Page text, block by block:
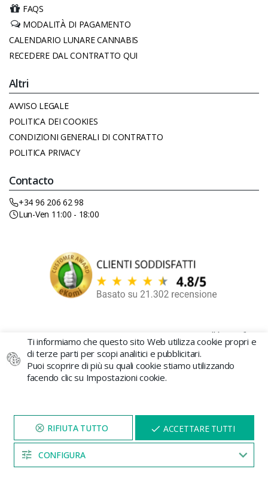
FAQS
MODALITÀ DI PAGAMENTO
CALENDARIO LUNARE CANNABIS
RECEDERE DAL CONTRATTO QUI
Altri
AVVISO LEGALE
POLITICA DEI COOKIES
CONDIZIONI GENERALI DI CONTRATTO
POLITICA PRIVACY
Contacto
+34 96 206 62 98
Lun-Ven 11:00 - 18:00
- Av. Castellón 1, Silla
(Valencia) 46460 B-98767239 © 2026 GB The Green Brand
I semi di cannabis sono venduti a scopo decorativo e da
collezione. Growbarato.net non è responsabile per il loro uso
improprio o coltivazione.
PAGAMENTO SICURO
Ti informiamo che questo sito Web utilizza cookie propri e
di terze parti per scopi analitici e pubblicitari.
Puoi scoprire di più su quali cookie stiamo utilizzando
facendo clic su Impostazioni cookie.
CONFIGURA
ACCETTARE TUTTI
VISITA IL NOSTRO SITO
PER 5 MINUTI E QUI
APPARIRÀ UNOSCONTO
04:53